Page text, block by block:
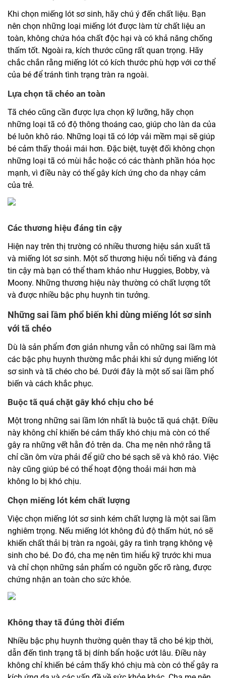
Khi chọn miếng lót sơ sinh, hãy chú ý đến chất liệu. Bạn
nên chọn những loại miếng lót được làm từ chất liệu an
toàn, không chứa hóa chất độc hại và có khả năng chống
thấm tốt. Ngoài ra, kích thước cũng rất quan trọng. Hãy
chắc chắn rằng miếng lót có kích thước phù hợp với cơ thể
của bé để tránh tình trạng tràn ra ngoài.
Lựa chọn tã chéo an toàn
Tã chéo cũng cần được lựa chọn kỹ lưỡng, hãy chọn
những loại tã có độ thông thoáng cao, giúp cho làn da của
bé luôn khô ráo. Những loại tã có lớp vải mềm mại sẽ giúp
bé cảm thấy thoải mái hơn. Đặc biệt, tuyệt đối không chọn
những loại tã có mùi hắc hoặc có các thành phần hóa học
mạnh, vì điều này có thể gây kích ứng cho da nhạy cảm
của trẻ.
Các thương hiệu đáng tin cậy
Hiện nay trên thị trường có nhiều thương hiệu sản xuất tã
và miếng lót sơ sinh. Một số thương hiệu nổi tiếng và đáng
tin cậy mà bạn có thể tham khảo như Huggies, Bobby, và
Moony. Những thương hiệu này thường có chất lượng tốt
và được nhiều bậc phụ huynh tin tưởng.
Những sai lầm phổ biến khi dùng miếng lót sơ sinh
với tã chéo
Dù là sản phẩm đơn giản nhưng vẫn có những sai lầm mà
các bậc phụ huynh thường mắc phải khi sử dụng miếng lót
sơ sinh và tã chéo cho bé. Dưới đây là một số sai lầm phổ
biến và cách khắc phục.
Buộc tã quá chặt gây khó chịu cho bé
Một trong những sai lầm lớn nhất là buộc tã quá chặt. Điều
này không chỉ khiến bé cảm thấy khó chịu mà còn có thể
gây ra những vết hằn đỏ trên da. Cha mẹ nên nhớ rằng tã
chỉ cần ôm vừa phải để giữ cho bé sạch sẽ và khô ráo. Việc
này cũng giúp bé có thể hoạt động thoải mái hơn mà
không lo bị khó chịu.
Chọn miếng lót kém chất lượng
Việc chọn miếng lót sơ sinh kém chất lượng là một sai lầm
nghiêm trọng. Nếu miếng lót không đủ độ thấm hút, nó sẽ
khiến chất thải bị tràn ra ngoài, gây ra tình trạng không vệ
sinh cho bé. Do đó, cha mẹ nên tìm hiểu kỹ trước khi mua
và chỉ chọn những sản phẩm có nguồn gốc rõ ràng, được
chứng nhận an toàn cho sức khỏe.
Không thay tã đúng thời điểm
Nhiều bậc phụ huynh thường quên thay tã cho bé kịp thời,
dẫn đến tình trạng tã bị dính bẩn hoặc ướt lâu. Điều này
không chỉ khiến bé cảm thấy khó chịu mà còn có thể gây ra